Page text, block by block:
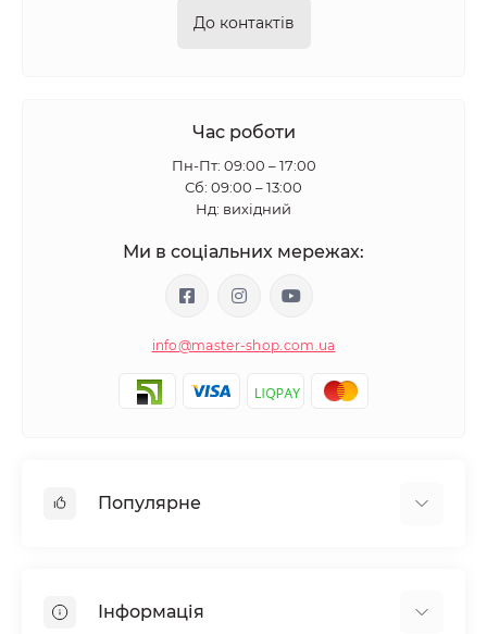
До контактів
Час роботи
Пн-Пт: 09:00 – 17:00
Сб: 09:00 – 13:00
Нд: вихідний
Ми в соціальних мережах:
info@master-shop.com.ua
Популярне
Парафінотерапія
Інформація